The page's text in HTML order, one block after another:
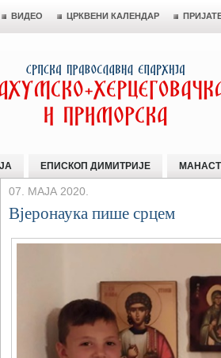
ВИДЕО ЦРКВЕНИ КАЛЕНДАР
ЕПИСКОП ДИМИТРИЈЕ
07. МАЈА 2020.
Вјеронаука пише срцем